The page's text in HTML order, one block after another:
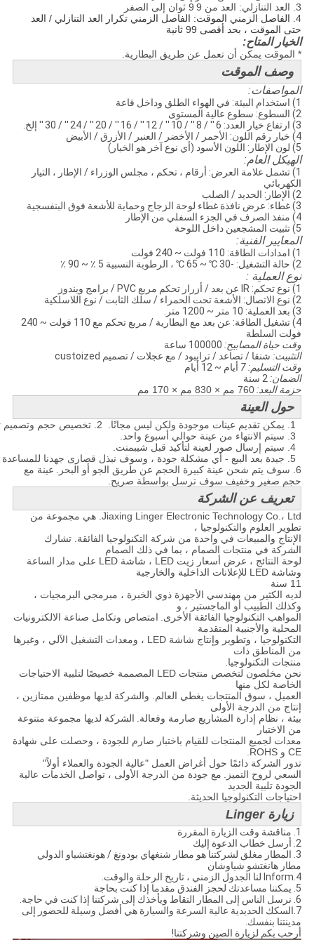
3. العد التنازلي: العد من 9
9 ثوان إلى الصفر
4. الفاصل الزمني الموقت: الفاصل الزمني تكرار العد التنازلي / العد
حتى الموقت ، بحد أقصى 99 ثانية
الخيار المتاح:
* الموقت يمكن أن تعمل عن طريق البطارية.
وصف الموقت
المواصفات:
1) استخدام البيئة: في الهواء الطلق وداخل قاعة
2) السطوع: سطوع عالية المستوى
3) ارتفاع خيار العدد: 6 '' / 8 '' / 10 '' / 12 '' / 16 '' / 20 '' / 24 '' / 30 '' إلخ.
4) خيار رقم اللون: الأحمر / الأخضر / العنبر / الأزرق / الأبيض
5) لون الإطار: اللون الأسود (أي نوع آخر هو الخيار)
الهيكل العام:
1) تشمل علامة العرض: أرقام ، تحكم ، مجلس الوزراء / الإطار ، التيار
الكهربائي
2) الإطار: الحديد / الصلب
3) غطاء: عرض نافذة غطاء لوحة الزجاج وحماية للأشعة فوق البنفسجية
4) منفذ الصرف في الجزء السفلي من الإطار
5) تثبيت المشجعين داخل اللوحة
المعايير الفنية:
1) امدادات الطاقة: 110 فولت ~ 240 فولت
2) حالة التشغيل: -30 ℃ ~ 65 ℃ ، الرطوبة النسبية 5 ٪ ~ 90 ٪
نوع العملية :
1) نوع تحكم: IR عن بعد / أزرار تحكم مربع PVC / برامج ويندوز
2) نوع الاتصال: الأشعة تحت الحمراء / سلك الثابت / نوع اللاسلكية
3) بعد العملية: 10 متر ~ 1200 متر.
4) تشغيل الطاقة: عن بعد مع البطارية / مربع تحكم مع 110 فولت ~ 240
فولت السلطة
وقت حياة المصابيح:100000 ساعة
التثبيت:شنقا / تصاعد / ترايبود / مع عجلات / تصميم custoized
وقت التسليم: 7
أيام ~ 12 أيام
الضمان:2 سنة
حزمة البعد:760 مم × 830 مم × 170 مم
حول العينة
1. يمكن تقديم عينات موجودة ولكن ليس مجانًا.
2. تخصيص حجم وتصميم تخطيط هي موضع ترحيب.
3. سيتم الانتهاء من عينة حوالي أسبوع واحد.
4. سيتم إرسال صور لعينة لتأكيد قبل شيبمنت.
5. جيدة بعد البيع - أي مشكلة جودة ، وسوف نبذل قصارى جهدنا للمساعدة في حل المشكلة.
6. سوف يتم شحن عينة كبيرة الحجم عن طريق الجو أو البحر.
عينة مع
حجم صغير وخفيف سوف ترسل بواسطة صريح.
تعريف عن الشركة
Jiaxing Linger Electronic Technology Co.، Ltd. هي مجموعة من
تطوير العلوم والتكنولوجيا ،
الإنتاج والمبيعات في واحدة من شركة التكنولوجيا الفائقة. تشارك
الشركة في منتجات الصمام ، بما في ذلك الصمام
لوحة النتائج ، عرض أسعار زيت LED ، شاشة LED على مدار الساعة
وشاشة LED للإعلانات الداخلية والخارجية
11 سنة
لديه الكثير من مهندسي الأجهزة ذوي الخبرة ، مبرمجي البرمجيات ،
وكذلك الطبيب أو الماجستير ، و
المواهب التكنولوجيا الفائقة الأخرى. امتصاص وتكامل صناعة الالكترونيات
المحلية والأجنبية المتقدمة
التكنولوجيا ، وتطوير وإنتاج شاشة LED ، ومعدات التشغيل الآلي ، وغيرها
من المناطق ذات
منتجات التكنولوجيا.
نحن مخلصون لتخصص منتجات LED المصممة خصيصًا لتلبية الاحتياجات
الخاصة لكل منها
العميل ، سوق المنتجات يغطي العالم. والشركة لديها موظفين ممتازين ،
إنتاج من الدرجة الأولى
بيئة ، نظام إدارة المشاريع صارمة وفعالة. الشركة لديها مجموعة متنوعة
من الاختبار
معدات لجميع المنتجات للقيام باختبار صارم للجودة ، وحصلت على شهادة
CE و ROHS.
تدور الشركة دائمًا حول أغراض العمل "عالية الجودة والعملاء أولاً"
السعي لروح التميز. مع جودة من الدرجة الأولى ، تواصل الخدمات عالية
الجودة تلبية الجديد
احتياجات التكنولوجيا الحديثة.
زيارة Linger
1. مناقشة وقت الزيارة المقررة
2. أرسل خطاب الدعوة إليك
3. المطار مغلق لشركتنا هو مطار شنغهاي بودونغ / هونغتشياو الدولي
مطار هانغتشو شياوشان
4.Inform لنا الجدول الزمني ، تاريخ الرحلة والوقت.
5. يمكننا مساعدتك لحجز الفندق مقدما إذا كنت بحاجة
6. نرسل الناس إلى المطار التقاط ويأخذك إلى شركتنا إذا كنت في حاجة.
7.السكك الحديدية عالية السرعة والسيارة هي أفضل وسيلة للحضور إلى
مدينتنا بنفسك.
أرحب بكم لزيارة الصين وشركتنا!